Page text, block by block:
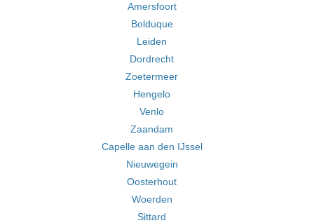
Amersfoort
Bolduque
Leiden
Dordrecht
Zoetermeer
Hengelo
Venlo
Zaandam
Capelle aan den IJssel
Nieuwegein
Oosterhout
Woerden
Sittard